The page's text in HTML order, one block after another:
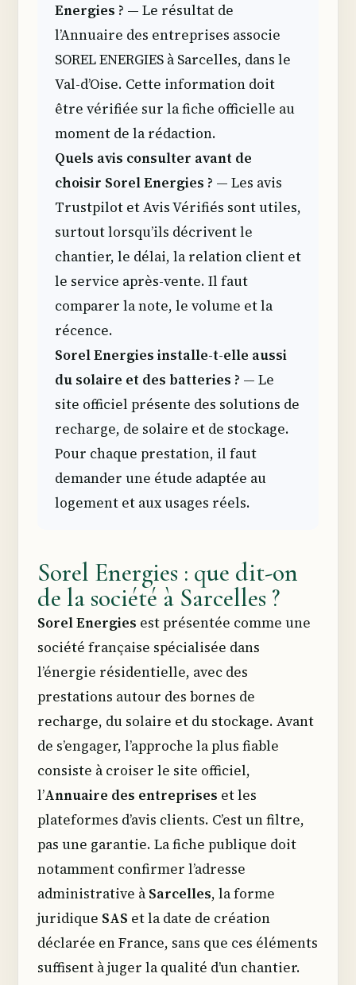
Energies ? — Le résultat de
l’Annuaire des entreprises associe
SOREL ENERGIES à Sarcelles, dans le
Val-d’Oise. Cette information doit
être vérifiée sur la fiche officielle au
moment de la rédaction.
Quels avis consulter avant de
choisir Sorel Energies ? — Les avis
Trustpilot et Avis Vérifiés sont utiles,
surtout lorsqu’ils décrivent le
chantier, le délai, la relation client et
le service après-vente. Il faut
comparer la note, le volume et la
récence.
Sorel Energies installe-t-elle aussi
du solaire et des batteries ? — Le
site officiel présente des solutions de
recharge, de solaire et de stockage.
Pour chaque prestation, il faut
demander une étude adaptée au
logement et aux usages réels.
Sorel Energies : que dit-on
de la société à Sarcelles ?
Sorel Energies est présentée comme une
société française spécialisée dans
l’énergie résidentielle, avec des
prestations autour des bornes de
recharge, du solaire et du stockage. Avant
de s’engager, l’approche la plus fiable
consiste à croiser le site officiel,
l’Annuaire des entreprises et les
plateformes d’avis clients. C’est un filtre,
pas une garantie. La fiche publique doit
notamment confirmer l’adresse
administrative àSarcelles, la forme
juridique SAS et la date de création
déclarée en France, sans que ces éléments
suffisent à juger la qualité d’un chantier.